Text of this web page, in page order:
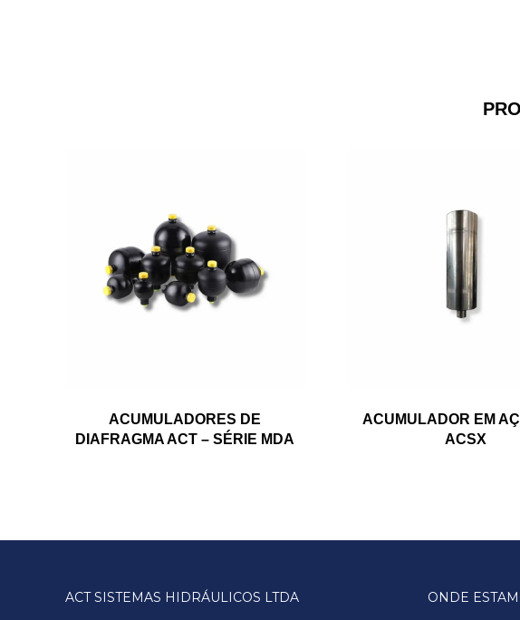
ACUMULADORES DE
DIAFRAGMA ACT – SÉRIE MDA
ACUMULADOR EM
ACSX
ACT SISTEMAS HIDRÁULICOS LTDA ONDE